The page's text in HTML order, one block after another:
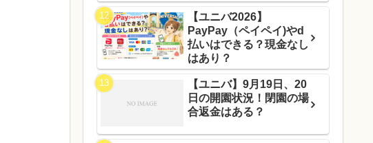
【ユニバ2026】
PayPay（ペイペイ)やd
払いはできる？現金なし
はあり？
【ユニバ】9月19日、20
日の開園状況！閉園の場
合返金はある？